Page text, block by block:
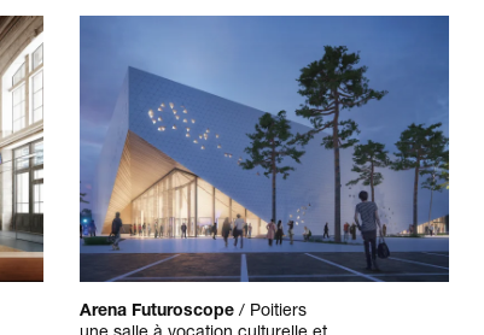
Arena Futuroscope / Poitiers